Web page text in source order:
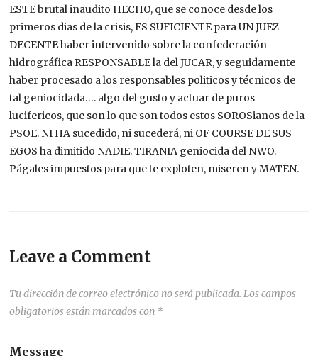
ESTE brutal inaudito HECHO, que se conoce desde los
primeros dias de la crisis, ES SUFICIENTE para UN JUEZ
DECENTE haber intervenido sobre la confederación
hidrográfica RESPONSABLE la del JUCAR, y seguidamente
haber procesado a los responsables politicos y técnicos de
tal geniocidada…. algo del gusto y actuar de puros
lucifericos, que son lo que son todos estos SOROSianos de la
PSOE. NI HA sucedido, ni sucederá, ni OF COURSE DE SUS
EGOS ha dimitido NADIE. TIRANIA geniocida del NWO.
Págales impuestos para que te exploten, miseren y MATEN.
Leave a Comment
Tu dirección de correo electrónico no será publicada. Los campos
obligatorios están marcados con *
Message